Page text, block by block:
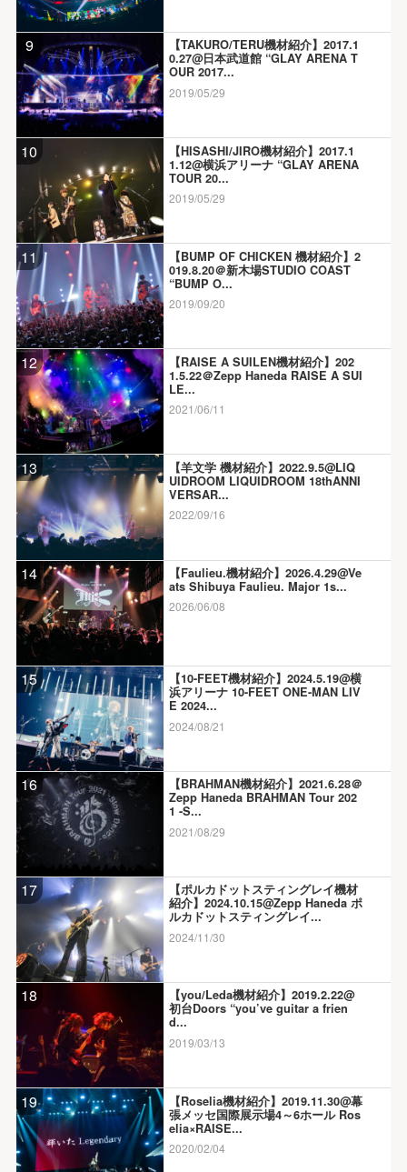
9
【TAKURO/TERU機材紹介】2017.1
0.27@日本武道館 “GLAY ARENA T
OUR 2017...
2019/05/29
10
【HISASHI/JIRO機材紹介】2017.1
1.12@横浜アリーナ “GLAY ARENA
TOUR 20...
2019/05/29
11
【BUMP OF CHICKEN 機材紹介】2
019.8.20＠新木場STUDIO COAST
“BUMP O...
2019/09/20
12
【RAISE A SUILEN機材紹介】202
1.5.22＠Zepp Haneda RAISE A SUI
LE...
2021/06/11
13
【羊文学 機材紹介】2022.9.5@LIQ
UIDROOM LIQUIDROOM 18thANNI
VERSAR...
2022/09/16
14
【Faulieu.機材紹介】2026.4.29@Ve
ats Shibuya Faulieu. Major 1s...
2026/06/08
15
【10-FEET機材紹介】2024.5.19@横
浜アリーナ 10-FEET ONE-MAN LIV
E 2024...
2024/08/21
16
【BRAHMAN機材紹介】2021.6.28＠
Zepp Haneda BRAHMAN Tour 202
1 -S...
2021/08/29
17
【ポルカドットスティングレイ機材
紹介】2024.10.15@Zepp Haneda ポ
ルカドットスティングレイ...
2024/11/30
18
【you/Leda機材紹介】2019.2.22@
初台Doors “you’ve guitar a frien
d...
2019/03/13
19
【Roselia機材紹介】2019.11.30@幕
張メッセ国際展示場4～6ホール Ros
elia×RAISE...
2020/02/04